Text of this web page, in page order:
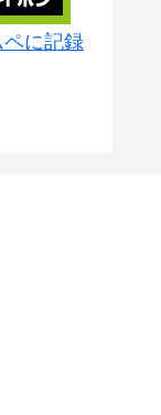
に記録